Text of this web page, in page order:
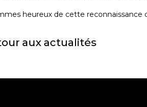
heureux de cette reconnaissance
aux actualités